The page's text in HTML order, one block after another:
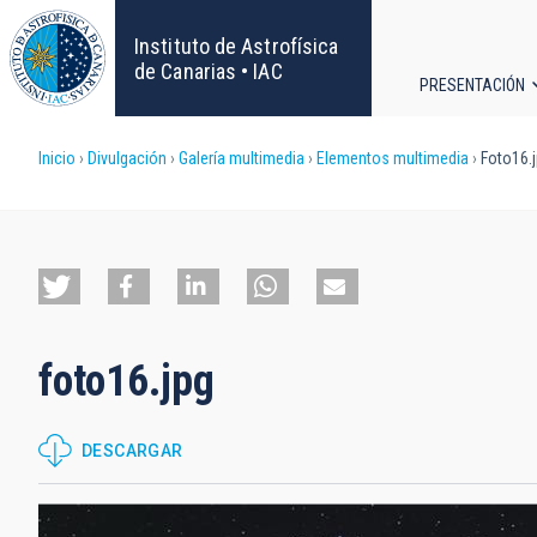
Pasar
al
contenido
principal
Instituto de Astrofísica
de Canarias • IAC
PRESENTACIÓN
Sobrescribir
de
a
la
navegación
Inicio Divulgación Galería multimedia Elementos multimedia
foto16.jpg
DESCARGAR